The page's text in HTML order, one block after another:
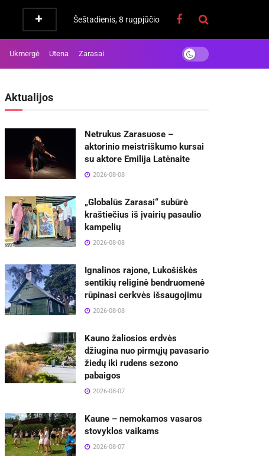
Šeštadienis, 8 rugpjūčio
Ukmergė Utena Zarasai
Aktualijos
Netrukus Zarasuose –
aktorinio meistriškumo kursai
su aktore Emilija Latėnaite
2026-08-08
„Globalūs Zarasai“ subūrė
kraštiečius iš įvairių pasaulio
kampelių
2026-08-08
Ignalinos rajone, Lukošiškės
sentikių religinė bendruomenė
rūpinasi cerkvės išsaugojimu
2026-08-08
Kauno žaliosios erdvės
džiugina nuo pirmųjų pavasario
žiedų iki rudens sezono
pabaigos
2026-08-07
Kaune – nemokamos vasaros
stovyklos vaikams
2026-08-07